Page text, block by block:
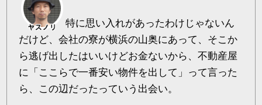
特に思い入れがあったわけじゃないん
だけど、会社の寮が横浜の山奥にあって、そこか
ら逃げ出したはいいけどお金ないから、不動産屋
に「ここらで一番安い物件を出して」って言った
ら、この辺だったっていう出会い。